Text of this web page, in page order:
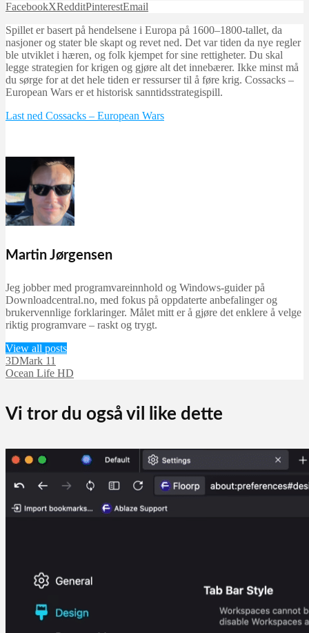
FacebookXRedditPinterestEmail
Spillet er basert på hendelsene i Europa på 1600–1800-tallet, da
nasjoner og stater ble skapt og revet ned. Det var tiden da nye regler
ble utviklet i hæren, og folk kjempet for sine rettigheter. Du skal
legge strategien for krigen og gjøre alt det innebærer. Ikke minst må
du sørge for at det hele tiden er ressurser til å føre krig. Cossacks –
European Wars er et historisk sanntidsstrategispill.
Last ned Cossacks – European Wars
Martin Jørgensen
Jeg jobber med programvareinnhold og Windows-guider på
Downloadcentral.no, med fokus på oppdaterte anbefalinger og
brukervennlige forklaringer. Målet mitt er å gjøre det enklere å velge
riktig programvare – raskt og trygt.
View all posts
3DMark 11
Ocean Life HD
Vi tror du også vil like dette